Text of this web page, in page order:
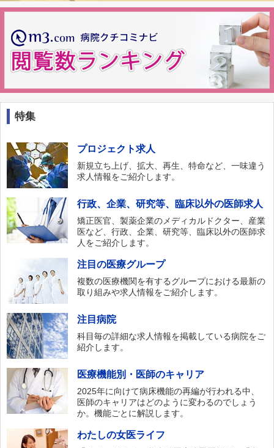
特集
プロジェクト求人
新規立ち上げ、拡大、再生、特命など、一味違う
求人情報をご紹介します。
行政、企業、研究等、臨床以外の医師求人
矯正医官、製薬企業のメディカルドクター、産業
医など、行政、企業、研究等、臨床以外の医師求
人をご紹介します。
注目の医療グループ
複数の医療機関を有するグループにおける最新の
取り組みや求人情報をご紹介します。
注目病院
科目毎の詳細な求人情報を掲載している病院をご
紹介します。
医療機能別・医師のキャリア
2025年に向けて病床機能の再編が行われる中、
医師のキャリアはどのように変わるのでしょう
か。機能ごとに解説します。
わたしの女医ライフ